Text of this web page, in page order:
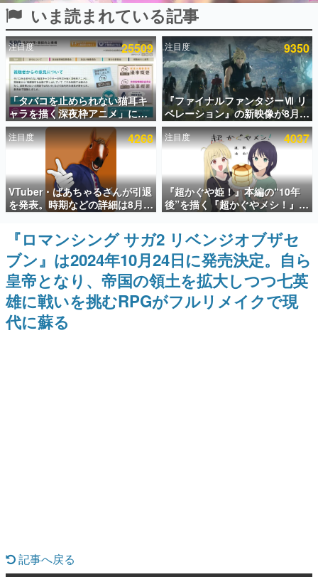
殿堂入り記事
SNS拡散数が数千以上！ ページビュー数万以上！ などな
ど。多くの人々に読まれた、電ファミ渾身の“殿堂入り”記
事をまとめました。
ゲームの企画書
名作ゲームクリエイターの方々に製作時のエピソードをお
聞きし、ヒットする企画（ゲーム）とは何か？を探ってい
きます。
赫本
この物語を解いてはいけない。『赫本』は、〈試験問題〉
の形をした短編ホラー小説集です。
新世代に訊く
これからのデジタルゲーム市場を担う若きクリエイター達
の姿を追い、彼らのルーツと情熱を探っていきます。
ゲーム世代の作家たち
ゲームに多大な影響を受けた作家さんに取材し、ゲームが
日本のコンテンツ産業やカルチャーに与えた影響を探る企
画です。
日本モバイルゲーム産業史
日本のモバイルゲーム史における主要なトピック・タイト
特集記事
いま読まれている記事
注目度 25509
「タバコを止められない猫耳キ
ャラを描く深夜枠アニメ」に視
聴者の一部から批判意見。違法
薬物の使用と思しき描写も含め
て、BPOが議論を交わす
注目度 9350
『ファイナルファンタジーⅦ リ
ベレーション』の新映像が8月
26日早朝に公開へ。『FF7』リ
メイクシリーズの完結編、
「gamescom」のオープニング
ナイトライブにてディレクター
の浜口直樹氏が登壇する予定
注目度 4268
VTuber・ばあちゃるさんが引退
を発表。時期などの詳細は8月9
日15時からの配信で説明
注目度 4037
『超かぐや姫！』本編の“10年
後”を描く『超かぐやメシ！』
Web連載決定。新たなWebマン
ガレーベル「ビビビコミック」
にて特別話が掲載スタート、あ
のお話には…まだ続きがある！
『ロマンシング サガ2 リベンジオブザセ
ブン』は2024年10月24日に発売決定。自ら
皇帝となり、帝国の領土を拡大しつつ七英
雄に戦いを挑むRPGがフルリメイクで現
代に蘇る
記事へ戻る